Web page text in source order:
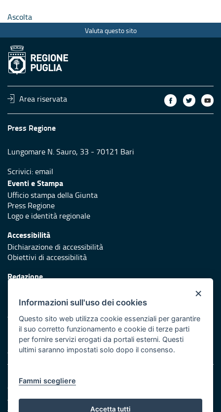
Ascolta
Valuta questo sito
Area riservata
Press Regione
Lungomare N. Sauro, 33 - 70121 Bari
Scrivici:email
Eventi e Stampa
Ufficio stampa della Giunta
Press Regione
Logo e identità regionale
Accessibilità
Dichiarazione di accessibilità
Obiettivi di accessibilità
Redazione
Protezione civile
Vai al sito di Protezione Civile Puglia
Iniziativa finanziata con risorse del POR Puglia 2014/2020 -
Asse XI
Note legali
Cookie e privacy
Amministrazione trasparente
Atti di notifica
×
Informazioni sull'uso dei cookies
Questo sito web utilizza cookie essenziali per garantire
il suo corretto funzionamento e cookie di terze parti
per fornire servizi erogati da portali esterni. Questi
ultimi saranno impostati solo dopo il consenso.
Fammi scegliere
Accetta tutti